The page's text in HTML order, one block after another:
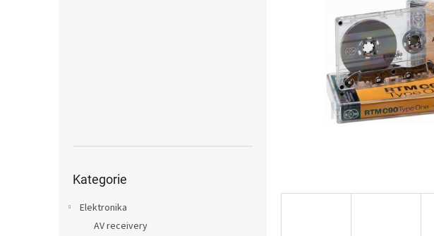
kategorie
Kategorie
Elektronika
AV receivery
hvězdiček.